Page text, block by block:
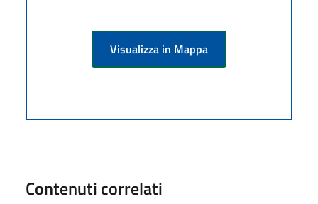
Visualizza in Mappa
Contenuti correlati